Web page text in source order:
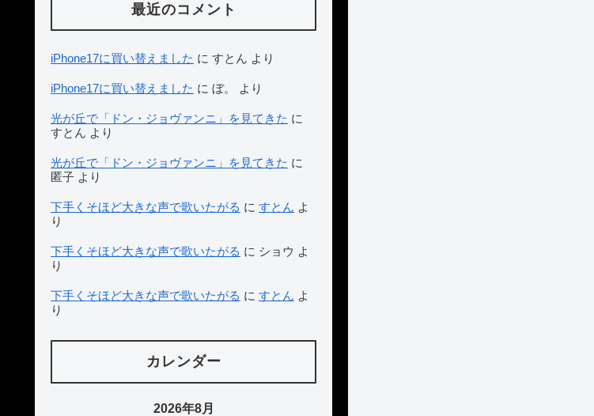
最近のコメント
iPhone17に買い替えました に すとん より
iPhone17に買い替えました に ぼ。 より
光が丘で「ドン・ジョヴァンニ」を見てきた に
すとん より
光が丘で「ドン・ジョヴァンニ」を見てきた に
匿子 より
下手くそほど大きな声で歌いたがる に すとん よ
り
下手くそほど大きな声で歌いたがる に ショウ よ
り
下手くそほど大きな声で歌いたがる に すとん よ
り
カレンダー
2026年8月